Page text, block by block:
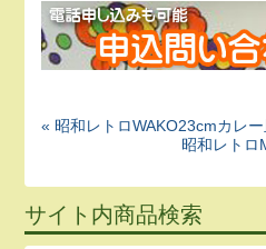
« 昭和レトロWAKO23cmカレー
昭和レトロ
サイト内商品検索